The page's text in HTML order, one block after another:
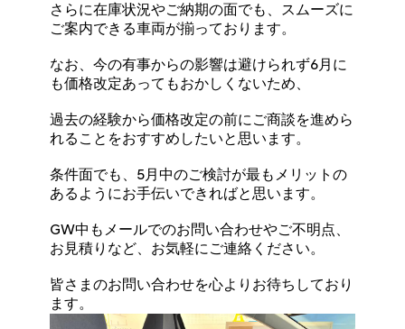
さらに在庫状況やご納期の面でも、スムーズに
ご案内できる車両が揃っております。
なお、今の有事からの影響は避けられず6月に
も価格改定あってもおかしくないため、
過去の経験から価格改定の前にご商談を進めら
れることをおすすめしたいと思います。
条件面でも、5月中のご検討が最もメリットの
あるようにお手伝いできればと思います。
GW中もメールでのお問い合わせやご不明点、
お見積りなど、お気軽にご連絡ください。
皆さまのお問い合わせを心よりお待ちしており
ます。